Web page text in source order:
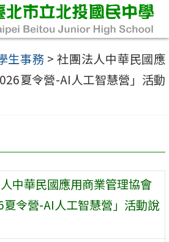
生事務 > 社團法人中華民國應
夏令營-AI人工智慧營」活動
中華民國應用商業管理協會
夏令營-AI人工智慧營」活動說